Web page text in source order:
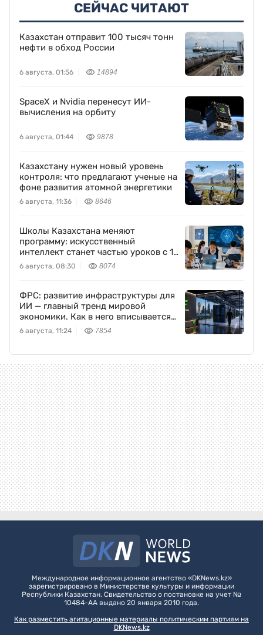
СЕЙЧАС ЧИТАЮТ
Казахстан отправит 100 тысяч тонн
нефти в обход России
6 августа, 01:56 14894
SpaceX и Nvidia перенесут ИИ-
вычисления на орбиту
6 августа, 01:44 9878
Казахстану нужен новый уровень
контроля: что предлагают ученые на
фоне развития атомной энергетики
6 августа, 11:36 8646
Школы Казахстана меняют
программу: искусственный
интеллект станет частью уроков с 1
класса
6 августа, 08:30 8074
ФРС: развитие инфраструктуры для
ИИ — главный тренд мировой
экономики. Как в него вписывается
Freedom Holding Corp.
6 августа, 11:24 7854
Международное информационное агентство «DKNews.kz»
зарегистрировано в Министерстве культуры и информации
Республики Казахстан. Свидетельство о постановке на учет №
10484-АА выдано 20 января 2010 года.
Как разместить агитационные материалы политическим партиям на
DKNews.kz